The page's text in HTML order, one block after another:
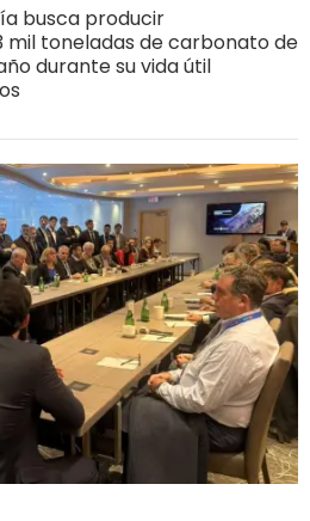
busca producir
toneladas de carbonato de
durante su vida útil